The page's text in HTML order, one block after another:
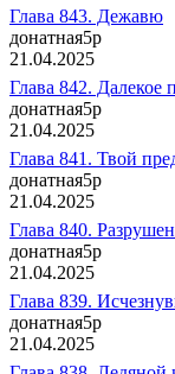
Глава 843. Дежавю
донатная5p
21.04.2025
Глава 842. Далекое
донатная5p
21.04.2025
Глава 841. Твой
донатная5p
21.04.2025
Глава 840.
донатная5p
21.04.2025
Глава 839.
донатная5p
21.04.2025